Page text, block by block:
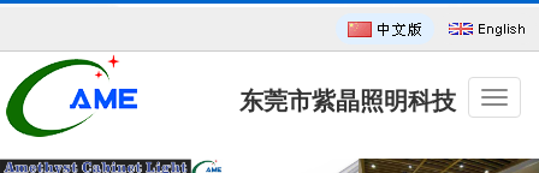
导
航
单
东莞市紫晶照明科技